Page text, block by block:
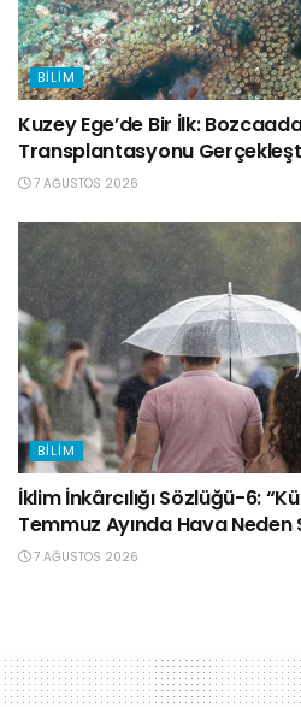
BILIM
Kuzey Ege’de Bir İlk:
Transplantasyonu
7 AĞUSTOS 2026
BILIM
İklim İnkârcılığı Sözlüğü-6:
Temmuz Ayında Hava Neden
7 AĞUSTOS 2026